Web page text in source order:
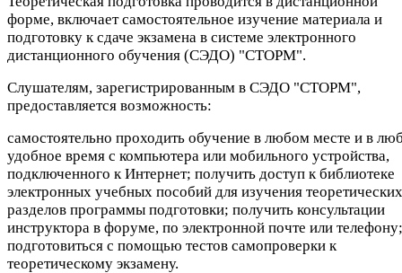
форме, включает самостоятельное изучение материала и
подготовку к сдаче экзамена в системе электронного
дистанционного обучения (СЭДО) "СТОРМ".
Слушателям, зарегистрированным в СЭДО "СТОРМ",
предоставляется возможность:
самостоятельно проходить обучение в любом месте и в
удобное время с компьютера или мобильного устройства,
подключенного к Интернет; получить доступ к библиотеке
электронных учебных пособий для изучения теоретических
разделов программы подготовки; получить консультации
инструктора в форуме, по электронной почте или телефону;
подготовиться с помощью тестов самопроверки к
теоретическому экзамену.